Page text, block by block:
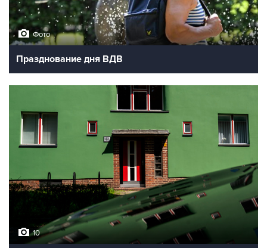
Фото
Празднование дня ВДВ
10